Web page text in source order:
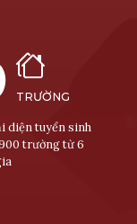
TRƯỜNG
diện tuyển sinh
trường từ 6